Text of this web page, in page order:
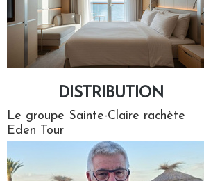
DISTRIBUTION
Le groupe Sainte-Claire rachète
Eden Tour